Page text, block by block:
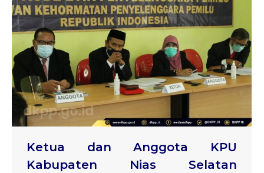
Ketua dan Anggota KPU
Kabupaten Nias Selatan